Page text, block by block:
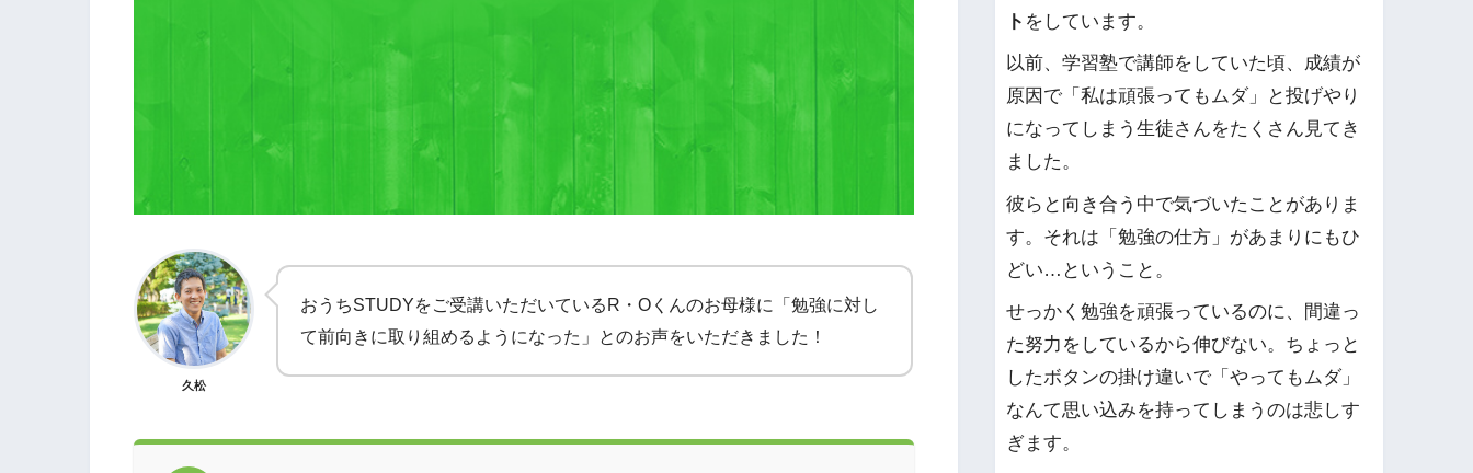
久松
おうちSTUDYをご受講いただいているR・Oくんのお母様に「勉強に対し
て前向きに取り組めるようになった」とのお声をいただきました！
ト をしています。
以前、学習塾で講師をしていた頃、成績が
原因で「私は頑張ってもムダ」と投げやり
になってしまう生徒さんをたくさん見てき
ました。
彼らと向き合う中で気づいたことがありま
す。それは「勉強の仕方」があまりにもひ
どい…ということ。
せっかく勉強を頑張っているのに、間違っ
た努力をしているから伸びない。ちょっと
したボタンの掛け違いで「やってもムダ」
なんて思い込みを持ってしまうのは悲しす
ぎます。